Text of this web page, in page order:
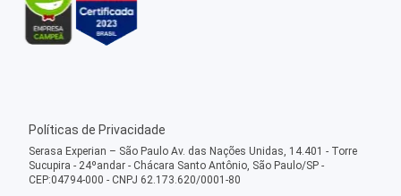
Políticas de Privacidade
Serasa Experian – São Paulo Av. das Nações Unidas, 14.401 - Torre
Sucupira - 24ºandar - Chácara Santo Antônio, São Paulo/SP -
CEP:04794-000 - CNPJ 62.173.620/0001-80